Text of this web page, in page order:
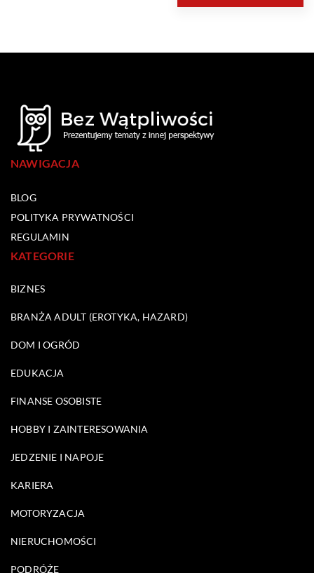
NAWIGACJA
BLOG
POLITYKA PRYWATNOŚCI
REGULAMIN
KATEGORIE
BIZNES
BRANŻA ADULT (EROTYKA, HAZARD)
DOM I OGRÓD
EDUKACJA
FINANSE OSOBISTE
HOBBY I ZAINTERESOWANIA
JEDZENIE I NAPOJE
KARIERA
MOTORYZACJA
NIERUCHOMOŚCI
PODRÓŻE